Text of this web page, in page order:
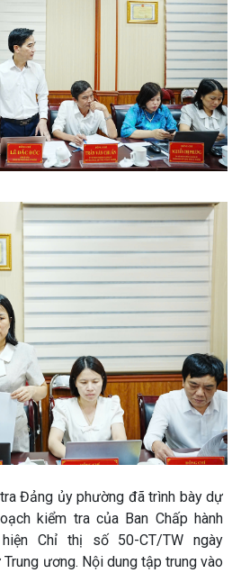
Đảng ủy phường đã trình bày dự
kiểm tra của Ban Chấp hành
Chỉ thị số 50-CT/TW ngày
ương. Nội dung tập trung vào